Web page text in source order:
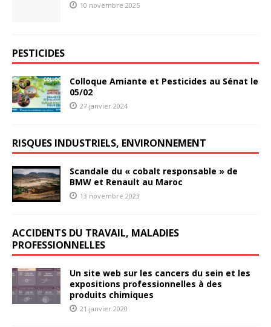
10 novembre 2025
PESTICIDES
Colloque Amiante et Pesticides au Sénat le
05/02
27 janvier 2024
RISQUES INDUSTRIELS, ENVIRONNEMENT
Scandale du « cobalt responsable » de
BMW et Renault au Maroc
13 novembre 2023
ACCIDENTS DU TRAVAIL, MALADIES
PROFESSIONNELLES
Un site web sur les cancers du sein et les
expositions professionnelles à des
produits chimiques
21 janvier 2020